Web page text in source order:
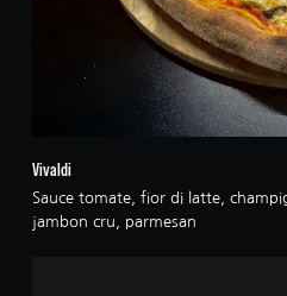
Vivaldi
Sauce tomate, fior di latte,
jambon cru, parmesan